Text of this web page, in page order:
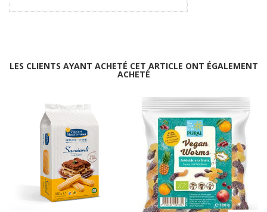
LES CLIENTS AYANT ACHETÉ CET ARTICLE ONT ÉGALEMENT
ACHETÉ